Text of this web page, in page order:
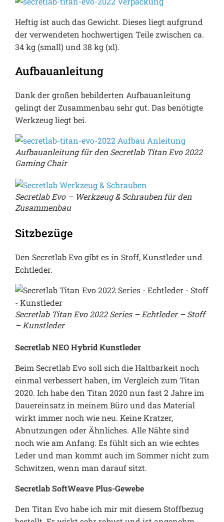
Heftig ist auch das Gewicht. Dieses liegt aufgrund
der verwendeten hochwertigen Teile zwischen ca.
34 kg (small) und 38 kg (xl).
Aufbauanleitung
Dank der großen bebilderten Aufbauanleitung
gelingt der Zusammenbau sehr gut. Das benötigte
Werkzeug liegt bei.
Aufbauanleitung für den Secretlab Titan Evo 2022
Gaming Chair
Secretlab Evo – Werkzeug & Schrauben für den
Zusammenbau
Sitzbezüge
Den Secretlab Evo gibt es in Stoff, Kunstleder und
Echtleder.
Secretlab Titan Evo 2022 Series – Echtleder – Stoff
– Kunstleder
Secretlab NEO Hybrid Kunstleder
Beim Secretlab Evo soll sich die Haltbarkeit noch
einmal verbessert haben, im Vergleich zum Titan
2020. Ich habe den Titan 2020 nun fast 2 Jahre im
Dauereinsatz in meinem Büro und das Material
wirkt immer noch wie neu. Keine Kratzer,
Abnutzungen oder Ähnliches. Alle Nähte sind
noch wie am Anfang. Es fühlt sich an wie echtes
Leder und man kommt auch im Sommer nicht zum
Schwitzen, wenn man darauf sitzt.
Secretlab SoftWeave Plus-Gewebe
Den Titan Evo habe ich mir mit diesem Stoffbezug